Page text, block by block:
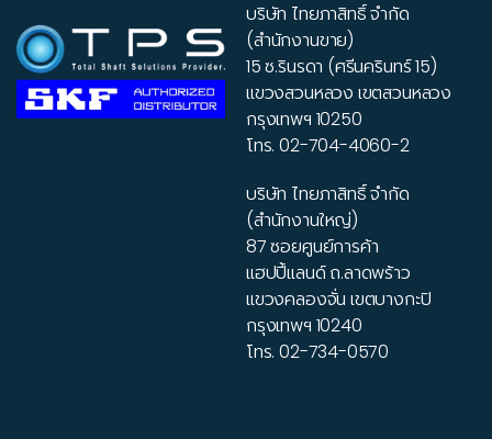
บริษัท ไทยภาสิทธิ์ จำกัด
(สำนักงานขาย)
15 ซ.รินรดา (ศรีนครินทร์ 15)
แขวงสวนหลวง เขตสวนหลวง
กรุงเทพฯ 10250
โทร.02-704-4060-2
บริษัท ไทยภาสิทธิ์ จำกัด
(สำนักงานใหญ่)
87 ซอยศูนย์การค้า
แฮปปี้แลนด์ ถ.ลาดพร้าว
แขวงคลองจั่น เขตบางกะปิ
กรุงเทพฯ 10240
โทร.02-734-0570